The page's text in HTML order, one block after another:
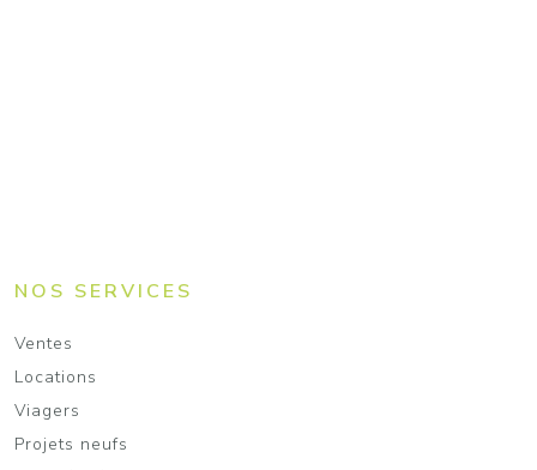
NOS SERVICES
Ventes
Locations
Viagers
Projets neufs